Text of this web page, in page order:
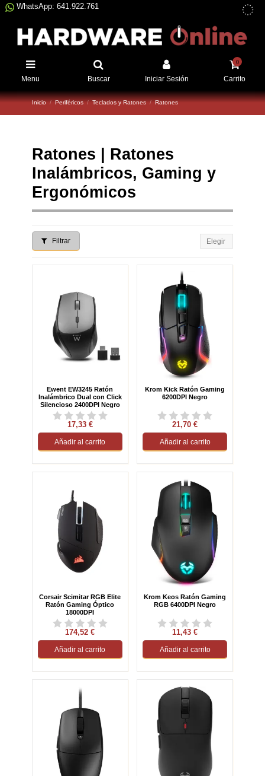
WhatsApp: 641.922.761
Menu Buscar Iniciar Sesión
0
Carrito
Inicio Periféricos Teclados y Ratones Ratones
Ratones | Ratones
Inalámbricos, Gaming y
Ergonómicos
Filtrar Elegir
Ewent EW3245 Ratón
Inalámbrico Dual con Click
Silencioso 2400DPI Negro
17,33 €
Añadir al carrito
Krom Kick Ratón Gaming
6200DPI Negro
21,70 €
Añadir al carrito
Corsair Scimitar RGB Elite
Ratón Gaming Óptico
18000DPI
174,52 €
Añadir al carrito
Krom Keos Ratón Gaming
RGB 6400DPI Negro
11,43 €
Añadir al carrito